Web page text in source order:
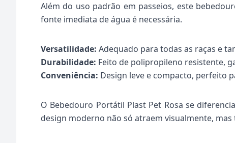
Além do uso padrão em passeios, este
fonte imediata de água é necessária.
Versatilidade: Adequado para todas as raças e
Durabilidade: Feito de polipropileno resistente,
Conveniência: Design leve e compacto, perfeito
O Bebedouro Portátil Plast Pet Rosa se
design moderno não só atraem visualmente,